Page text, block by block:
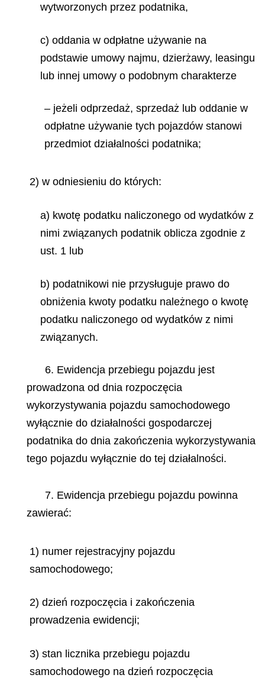
wytworzonych przez podatnika,
c) oddania w odpłatne używanie na
podstawie umowy najmu, dzierżawy, leasingu
lub innej umowy o podobnym charakterze
– jeżeli odprzedaż, sprzedaż lub oddanie w
odpłatne używanie tych pojazdów stanowi
przedmiot działalności podatnika;
2) w odniesieniu do których:
a) kwotę podatku naliczonego od wydatków z
nimi związanych podatnik oblicza zgodnie z
ust. 1 lub
b) podatnikowi nie przysługuje prawo do
obniżenia kwoty podatku należnego o kwotę
podatku naliczonego od wydatków z nimi
związanych.
6. Ewidencja przebiegu pojazdu jest
prowadzona od dnia rozpoczęcia
wykorzystywania pojazdu samochodowego
wyłącznie do działalności gospodarczej
podatnika do dnia zakończenia wykorzystywania
tego pojazdu wyłącznie do tej działalności.
7. Ewidencja przebiegu pojazdu powinna
zawierać:
1) numer rejestracyjny pojazdu
samochodowego;
2) dzień rozpoczęcia i zakończenia
prowadzenia ewidencji;
3) stan licznika przebiegu pojazdu
samochodowego na dzień rozpoczęcia